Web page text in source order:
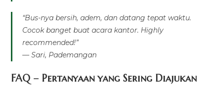
“Bus-nya bersih, adem, dan datang tepat waktu.
Cocok banget buat acara kantor. Highly
recommended!”
— Sari, Pademangan
FAQ – Pertanyaan yang Sering Diajukan